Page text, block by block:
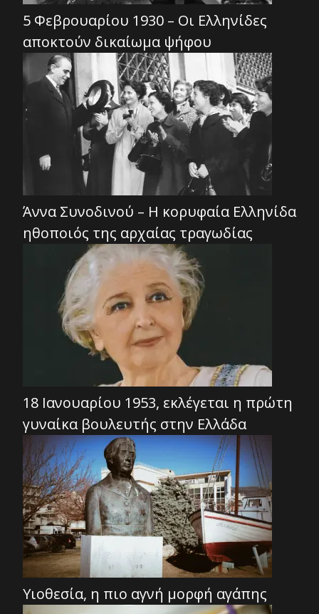
5 Φεβρουαρίου 1930 – Οι Ελληνίδες
αποκτούν δικαίωμα ψήφου
Άννα Συνοδινού – Η κορυφαία Ελληνίδα
ηθοποιός της αρχαίας τραγωδίας
18 Ιανουαρίου 1953, εκλέγεται η πρώτη
γυναίκα βουλευτής στην Ελλάδα
Υιοθεσία, η πιο αγνή μορφή αγάπης